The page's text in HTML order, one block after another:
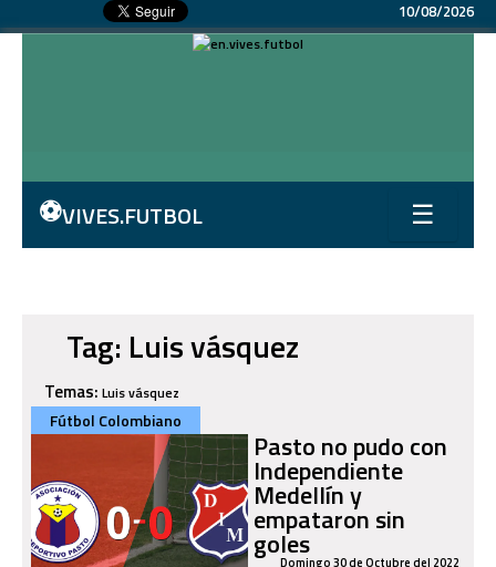
10/08/2026
⚽VIVES.FUTBOL ☰
Tag: Luis vásquez
Temas: Luis vásquez
Fútbol Colombiano
Pasto no pudo con
Independiente
Medellín y
empataron sin
golesDomingo 30 de Octubre del 2022